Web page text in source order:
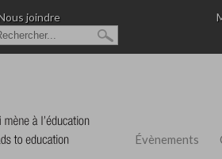
joindre
Évènements